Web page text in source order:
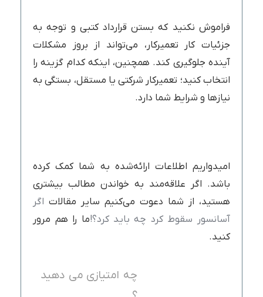
فراموش نکنید که بستن قرارداد کتبی و توجه به
جزئیات کار تعمیرکار، می‌تواند از بروز مشکلات
آینده جلوگیری کند. همچنین، اینکه کدام گزینه را
انتخاب کنید؛ تعمیرکار شرکتی یا مستقل، بستگی به
نیازها و شرایط شما دارد.
امیدواریم اطلاعات ارائه‌شده به شما کمک کرده
باشد. اگر علاقه‌مند به خواندن مطالب بیشتری
هستید، از شما دعوت می‌کنیم سایر مقالات اگر
آسانسور سقوط کرد چه باید کرد؟!ما را هم مرور
کنید.
چه امتیازی می دهید